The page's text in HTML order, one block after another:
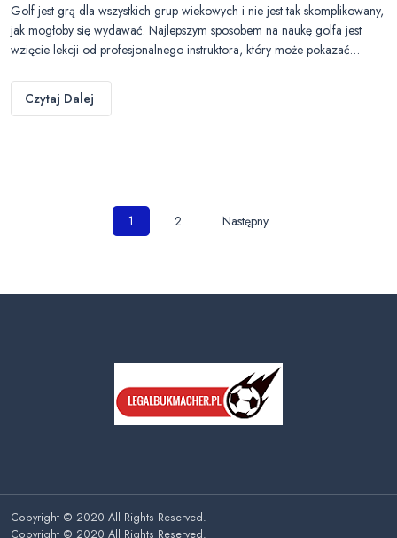
Golf jest grą dla wszystkich grup wiekowych i nie jest tak skomplikowany,
jak mogłoby się wydawać. Najlepszym sposobem na naukę golfa jest
wzięcie lekcji od profesjonalnego instruktora, który może pokazać…
Czytaj Dalej
Nawigacja
1 2 Następny
Copyright © 2020 All Rights Reserved.
Copyright © 2020 All Rights Reserved.